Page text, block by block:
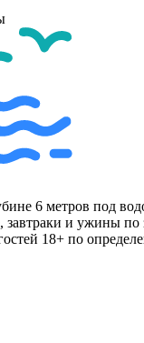
6 метров под
завтраки и ужины по
18+ по